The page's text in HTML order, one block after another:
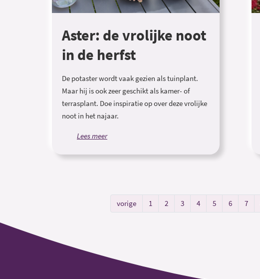
Aster: de vrolijke noot
in de herfst
De potaster wordt vaak gezien als tuinplant.
Maar hij is ook zeer geschikt als kamer- of
terrasplant. Doe inspiratie op over deze vrolijke
noot in het najaar.
Lees meer
vorige 1 2 3 4 5 6 7